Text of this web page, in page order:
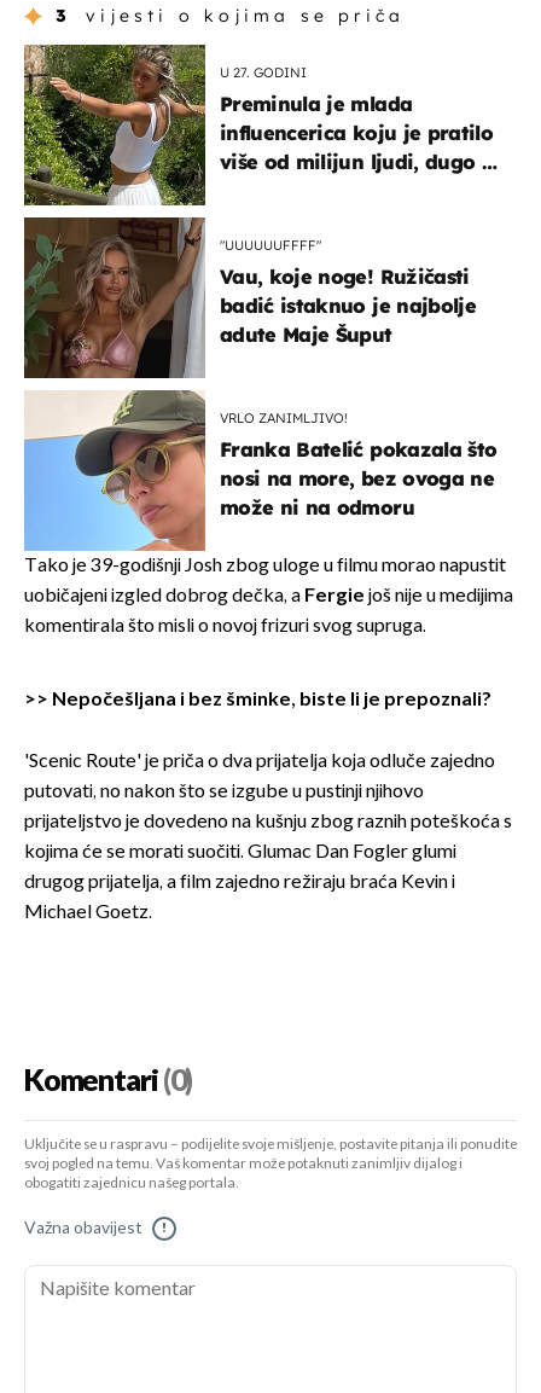
3 vijesti o kojima se priča
U 27. GODINI
Preminula je mlada
influencerica koju je pratilo
više od milijun ljudi, dugo se
"UUUUUUFFFF"
Vau, koje noge! Ružičasti
badić istaknuo je najbolje
adute Maje Šuput
VRLO ZANIMLJIVO!
Franka Batelić pokazala što
nosi na more, bez ovoga ne
može ni na odmoru
Tako je 39-godišnji Josh zbog uloge u filmu morao napustit
uobičajeni izgled dobrog dečka, a Fergie još nije u medijima
komentirala što misli o novoj frizuri svog supruga.
>> Nepočešljana i bez šminke, biste li je prepoznali?
'Scenic Route' je priča o dva prijatelja koja odluče zajedno
putovati, no nakon što se izgube u pustinji njihovo
prijateljstvo je dovedeno na kušnju zbog raznih poteškoća s
kojima će se morati suočiti. Glumac Dan Fogler glumi
drugog prijatelja, a film zajedno režiraju braća Kevin i
Michael Goetz.
Komentari(0)
Uključite se u raspravu – podijelite svoje mišljenje, postavite pitanja ili ponudite
svoj pogled na temu. Vaš komentar može potaknuti zanimljiv dijalog i
obogatiti zajednicu našeg portala.
Važna obavijest !